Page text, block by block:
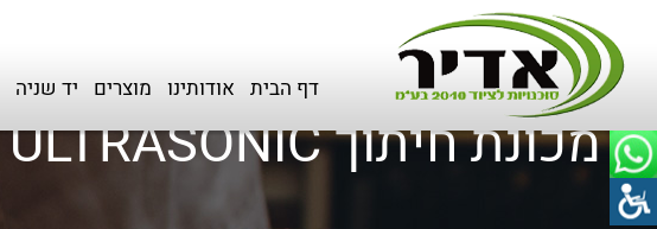
דף הבית אודותינו מוצרים יד שניה
דף הבית>כל המוצרים>מכונות חיתוך לעוגות ועוגיות
מכונת חיתוך NANO ULTRASONIC